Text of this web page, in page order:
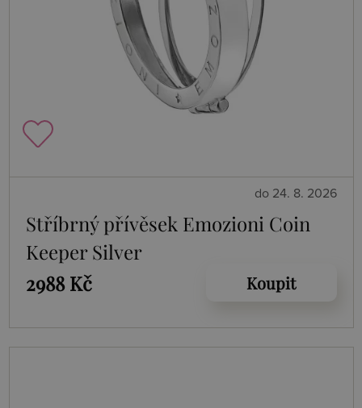
do 24. 8. 2026
Stříbrný přívěsek Emozioni Coin
Keeper Silver
2988 Kč
Koupit